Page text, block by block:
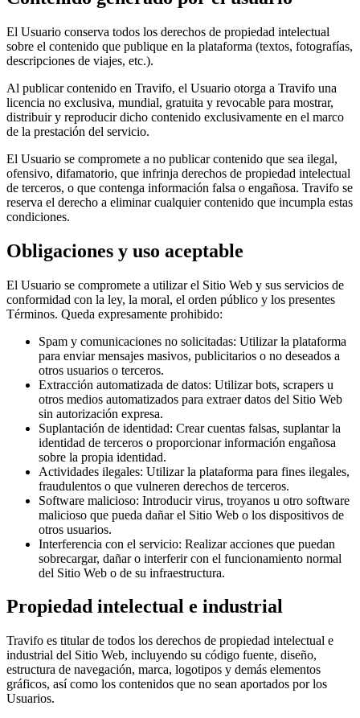
El Usuario conserva todos los derechos de propiedad intelectual
sobre el contenido que publique en la plataforma (textos, fotografías,
descripciones de viajes, etc.).
Al publicar contenido en Travifo, el Usuario otorga a Travifo una
licencia no exclusiva, mundial, gratuita y revocable para mostrar,
distribuir y reproducir dicho contenido exclusivamente en el marco
de la prestación del servicio.
El Usuario se compromete a no publicar contenido que sea ilegal,
ofensivo, difamatorio, que infrinja derechos de propiedad intelectual
de terceros, o que contenga información falsa o engañosa. Travifo se
reserva el derecho a eliminar cualquier contenido que incumpla estas
condiciones.
Obligaciones y uso aceptable
El Usuario se compromete a utilizar el Sitio Web y sus servicios de
conformidad con la ley, la moral, el orden público y los presentes
Términos. Queda expresamente prohibido:
Spam y comunicaciones no solicitadas: Utilizar la plataforma
para enviar mensajes masivos, publicitarios o no deseados a
otros usuarios o terceros.
Extracción automatizada de datos: Utilizar bots, scrapers u
otros medios automatizados para extraer datos del Sitio Web
sin autorización expresa.
Suplantación de identidad: Crear cuentas falsas, suplantar la
identidad de terceros o proporcionar información engañosa
sobre la propia identidad.
Actividades ilegales: Utilizar la plataforma para fines ilegales,
fraudulentos o que vulneren derechos de terceros.
Software malicioso: Introducir virus, troyanos u otro software
malicioso que pueda dañar el Sitio Web o los dispositivos de
otros usuarios.
Interferencia con el servicio: Realizar acciones que puedan
sobrecargar, dañar o interferir con el funcionamiento normal
del Sitio Web o de su infraestructura.
Propiedad intelectual e industrial
Travifo es titular de todos los derechos de propiedad intelectual e
industrial del Sitio Web, incluyendo su código fuente, diseño,
estructura de navegación, marca, logotipos y demás elementos
gráficos, así como los contenidos que no sean aportados por los
Usuarios.